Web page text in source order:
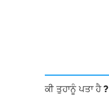
ਕੀ ਤੁਹਾਨੂੰ ਪਤਾ ਹੈ ?